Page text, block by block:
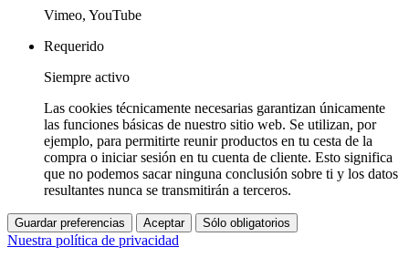
Vimeo, YouTube
Requerido
Siempre activo
Las cookies técnicamente necesarias garantizan únicamente
las funciones básicas de nuestro sitio web. Se utilizan, por
ejemplo, para permitirte reunir productos en tu cesta de la
compra o iniciar sesión en tu cuenta de cliente. Esto significa
que no podemos sacar ninguna conclusión sobre ti y los datos
resultantes nunca se transmitirán a terceros.
Guardar preferencias Aceptar Sólo obligatorios
Nuestra política de privacidad